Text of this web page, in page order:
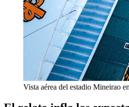
Vista aérea del estadio Mineirao